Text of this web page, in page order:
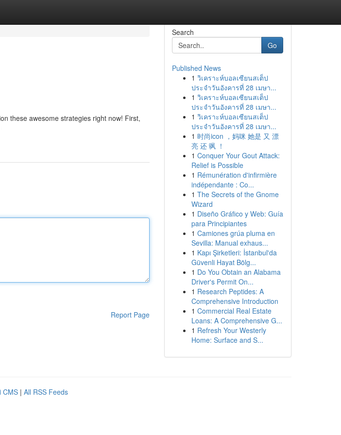
these awesome strategies right now! First,
Report Page
Search
Go
Published News
1 วิเคราะห์บอลเซียนสเต็ป
ประจำวันอังคารที่ 28 เมษา...
1 วิเคราะห์บอลเซียนสเต็ป
ประจำวันอังคารที่ 28 เมษา...
1 วิเคราะห์บอลเซียนสเต็ป
ประจำวันอังคารที่ 28 เมษา...
1 时尚icon ，妈咪 她是 又 漂
亮 还 飒 ！
1 Conquer Your Gout Attack:
Relief is Possible
1 Rémunération d'infirmière
indépendante : Co...
1 The Secrets of the Gnome
Wizard
1 Diseño Gráfico y Web: Guía
para Principiantes
1 Camiones grúa pluma en
Sevilla: Manual exhaus...
1 Kapı Şirketleri: İstanbul'da
Güvenli Hayat Bölg...
1 Do You Obtain an Alabama
Driver's Permit On...
1 Research Peptides: A
Comprehensive Introduction
1 Commercial Real Estate
Loans: A Comprehensive G...
1 Refresh Your Westerly
Home: Surface and S...
CMS | All RSS Feeds